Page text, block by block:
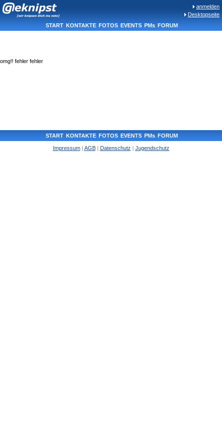
anmelden
Desktopseite
START KONTAKTE FOTOS EVENTS PMs FORUM
omg!! fehler fehler
START KONTAKTE FOTOS EVENTS PMs FORUM
Impressum| AGB| Datenschutz | Jugendschutz